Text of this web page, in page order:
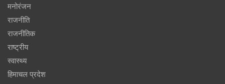
मनोरंजन
राजनीति
राजनीतिक
राष्ट्रीय
स्वास्थ्य
हिमाचल प्रदेश